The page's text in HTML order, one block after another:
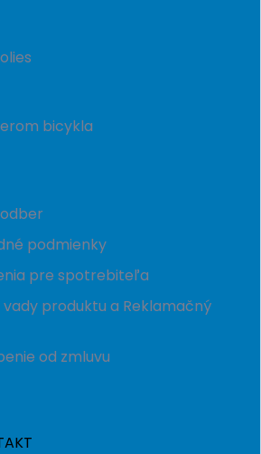
bicykla
podmienky
pre spotrebiteľa
produktu a Reklamačný
od zmluvu